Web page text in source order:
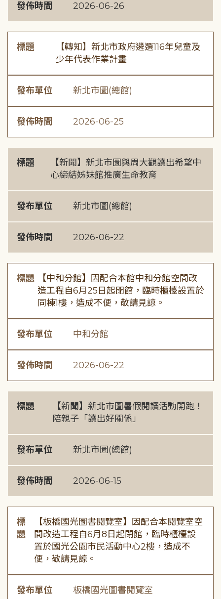
發佈時間 2026-06-26
標題
【轉知】新北市政府遴選116年兒童及
少年代表作業計畫
發布單位 新北市圖(總館)
發佈時間 2026-06-25
標題
【新聞】新北市圖與周大觀讀出希望中
心締結姊妹館推廣生命教育
發布單位 新北市圖(總館)
發佈時間 2026-06-22
標題
【中和分館】因配合本館中和分館空間改
造工程自6月25日起閉館，臨時櫃檯設置於
同棟1樓，造成不便，敬請見諒。
發布單位 中和分館
發佈時間 2026-06-22
標題
【新聞】新北市圖暑假閱讀活動開跑！
陪親子「讀出好關係」
發布單位 新北市圖(總館)
發佈時間 2026-06-15
標
題
【板橋國光圖書閱覽室】因配合本閱覽室空
間改造工程自6月8日起閉館，臨時櫃檯設
置於國光公園市民活動中心2樓，造成不
便，敬請見諒。
發布單位 板橋國光圖書閱覽室